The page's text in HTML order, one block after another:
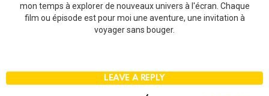
mon temps à explorer de nouveaux univers à l'écran. Chaque
film ou épisode est pour moi une aventure, une invitation à
voyager sans bouger.
LEAVE A REPLY